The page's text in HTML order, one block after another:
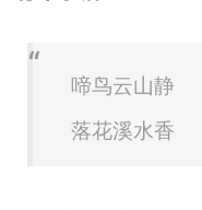
啼鸟云山静
落花溪水香